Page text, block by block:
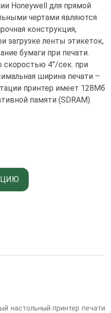
Honeywell для прямой
чертами являются
конструкция,
загрузке ленты этикеток,
бумаги при печати.
скоростью 4”/сек. при
ширина печати –
принтер имеет 128Мб
памяти (SDRAM).
настольный принтер печати